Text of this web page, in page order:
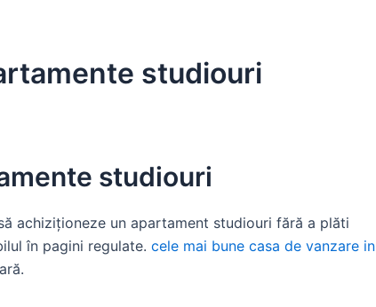
studiouri
studiouri
achiziționeze un apartament studiouri fără a plăti
în pagini regulate. cele mai bune casa de vanzare in